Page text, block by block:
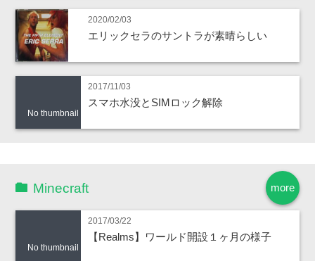
2020/02/03
エリックセラのサントラが素晴らしい
No thumbnail
2017/11/03
スマホ水没とSIMロック解除
more
Minecraft
No thumbnail
2017/03/22
【Realms】ワールド開設１ヶ月の様子